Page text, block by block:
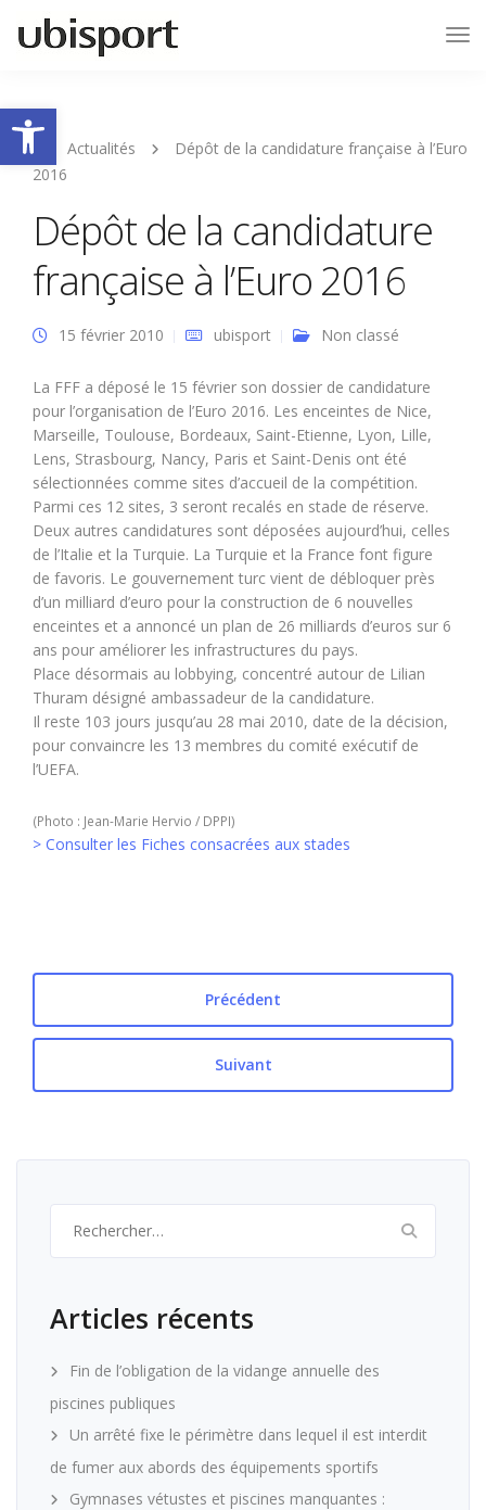
Ouvrir la barre d’outils
Actualités
Dépôt de la candidature française à l’Euro
2016
Dépôt de la candidature
française à l’Euro 2016
15 février 2010 ubisport Non classé
La FFF a déposé le 15 février son dossier de candidature
pour l’organisation de l’Euro 2016. Les enceintes de Nice,
Marseille, Toulouse, Bordeaux, Saint-Etienne, Lyon, Lille,
Lens, Strasbourg, Nancy, Paris et Saint-Denis ont été
sélectionnées comme sites d’accueil de la compétition.
Parmi ces 12 sites, 3 seront recalés en stade de réserve.
Deux autres candidatures sont déposées aujourd’hui, celles
de l’Italie et la Turquie. La Turquie et la France font figure
de favoris. Le gouvernement turc vient de débloquer près
d’un milliard d’euro pour la construction de 6 nouvelles
enceintes et a annoncé un plan de 26 milliards d’euros sur 6
ans pour améliorer les infrastructures du pays.
Place désormais au lobbying, concentré autour de Lilian
Thuram désigné ambassadeur de la candidature.
Il reste 103 jours jusqu’au 28 mai 2010, date de la décision,
pour convaincre les 13 membres du comité exécutif de
l’UEFA.
(Photo : Jean-Marie Hervio / DPPI)
> Consulter les Fiches consacrées aux stades
Précédent
Suivant
Articles récents
Fin de l’obligation de la vidange annuelle des
piscines publiques
Un arrêté fixe le périmètre dans lequel il est interdit
de fumer aux abords des équipements sportifs
Gymnases vétustes et piscines manquantes :